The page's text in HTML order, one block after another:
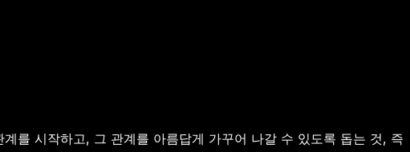
를 시작하고, 그 관계를 아름답게 가꾸어 나갈 수 있도록 돕는 것, 즉